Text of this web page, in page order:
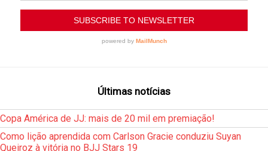
Últimas notícias
Copa América de JJ: mais de 20 mil em premiação!
Como lição aprendida com Carlson Gracie conduziu Suyan
Queiroz à vitória no BJJ Stars 19